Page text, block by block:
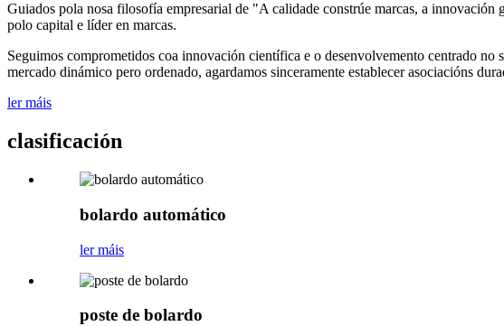
Guiados pola nosa filosofía empresarial de "A calidade constrúe marcas, a
polo capital e líder en marcas.
Seguimos comprometidos coa innovación científica e o desenvolvemento centrado
mercado dinámico pero ordenado, agardamos sinceramente establecer asociacións
ler máis
clasificación
bolardo automático
ler máis
poste de bolardo